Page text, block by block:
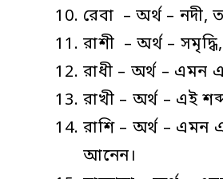
রেবা – অর্থ – নদী,
রাশী – অর্থ –
রাধী – অর্থ – এমন
রাখী – অর্থ – এই
রাশি – অর্থ – এমন
আনেন।